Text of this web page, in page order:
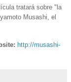
tratará sobre "la
Musashi, el
http://musashi-